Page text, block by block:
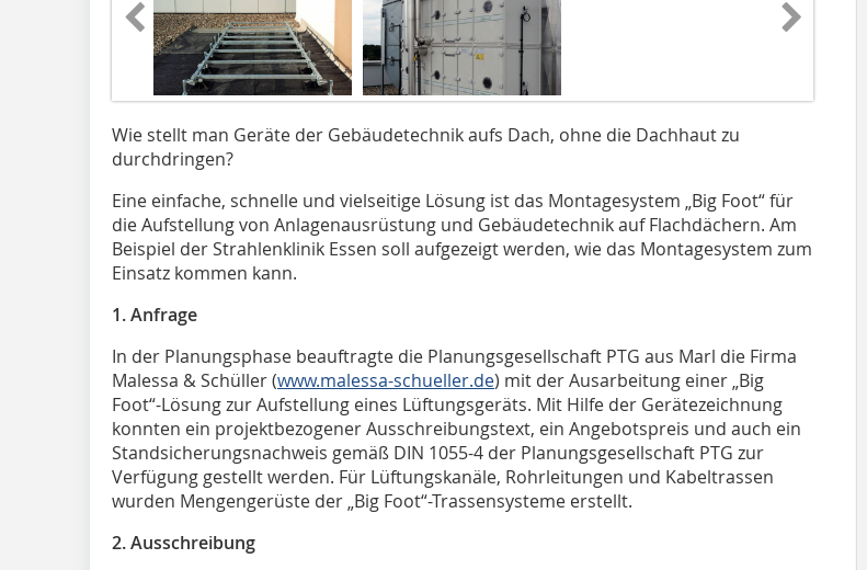
Wie stellt man Geräte der Gebäudetechnik aufs Dach, ohne die Dachhaut zu
durchdringen?
Eine einfache, schnelle und vielseitige Lösung ist das Montagesystem „Big Foot“ für
die Aufstellung von Anlagenausrüstung und Gebäudetechnik auf Flachdächern. Am
Beispiel der Strahlenklinik Essen soll aufgezeigt werden, wie das Montagesystem zum
Einsatz kommen kann.
1. Anfrage
In der Planungsphase beauftragte die Planungsgesellschaft PTG aus Marl die Firma
Malessa & Schüller (www.malessa-schueller.de) mit der Ausarbeitung einer „Big
Foot“-Lösung zur Aufstellung eines Lüftungsgeräts. Mit Hilfe der Gerätezeichnung
konnten ein projektbezogener Ausschreibungstext, ein Angebotspreis und auch ein
Standsicherungsnachweis gemäß DIN 1055-4 der Planungsgesellschaft PTG zur
Verfügung gestellt werden. Für Lüftungskanäle, Rohrleitungen und Kabel­trassen
wurden Mengengerüste der „Big Foot“-Trassensysteme erstellt.
2. Ausschreibung